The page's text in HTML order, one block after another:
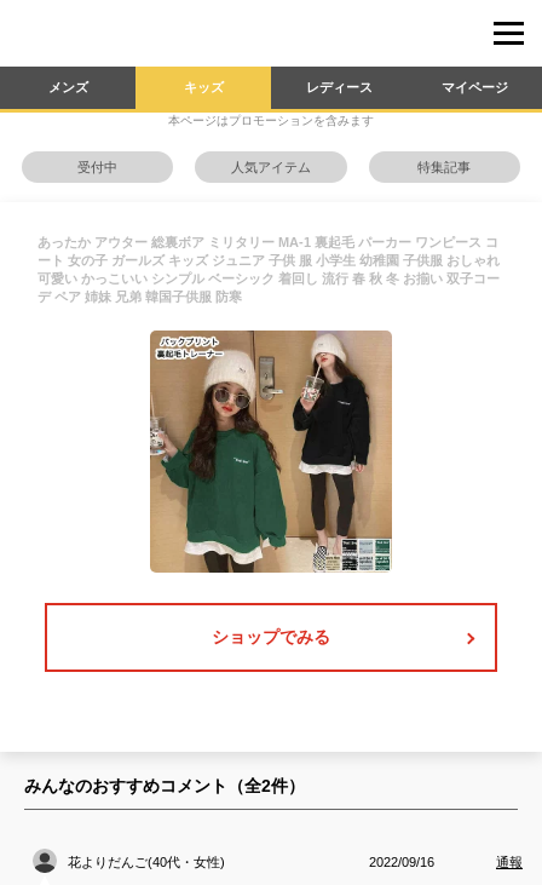
メンズ キッズ レディース マイページ
本ページはプロモーションを含みます
受付中 人気アイテム 特集記事
あったか アウター 総裏ボア ミリタリー MA-1 裏起毛 パーカー ワンピース コ
ート 女の子 ガールズ キッズ ジュニア 子供 服 小学生 幼稚園 子供服 おしゃれ
可愛い かっこいい シンプル ベーシック 着回し 流行 春 秋 冬 お揃い 双子コー
デ ペア 姉妹 兄弟 韓国子供服 防寒
ショップでみる
みんなのおすすめコメント（全2件）
花よりだんご(40代・女性) 2022/09/16 通報